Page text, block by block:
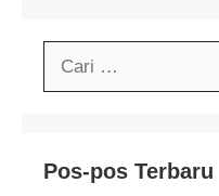
Pos-pos Terbaru